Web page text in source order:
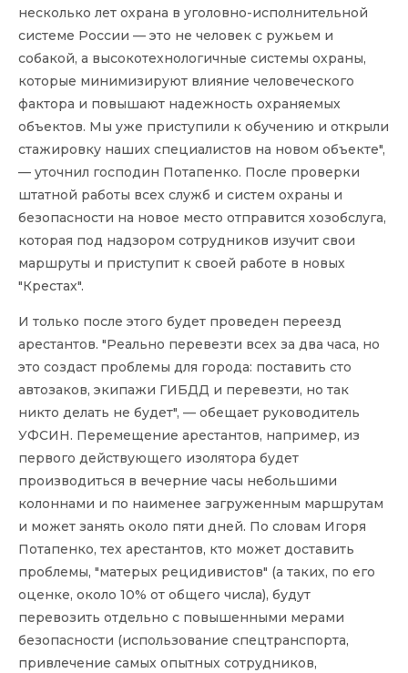
несколько лет охрана в уголовно-исполнительной
системе России — это не человек с ружьем и
собакой, а высокотехнологичные системы охраны,
которые минимизируют влияние человеческого
фактора и повышают надежность охраняемых
объектов. Мы уже приступили к обучению и открыли
стажировку наших специалистов на новом объекте",
— уточнил господин Потапенко. После проверки
штатной работы всех служб и систем охраны и
безопасности на новое место отправится хозобслуга,
которая под надзором сотрудников изучит свои
маршруты и приступит к своей работе в новых
"Крестах".
И только после этого будет проведен переезд
арестантов. "Реально перевезти всех за два часа, но
это создаст проблемы для города: поставить сто
автозаков, экипажи ГИБДД и перевезти, но так
никто делать не будет", — обещает руководитель
УФСИН. Перемещение арестантов, например, из
первого действующего изолятора будет
производиться в вечерние часы небольшими
колоннами и по наименее загруженным маршрутам
и может занять около пяти дней. По словам Игоря
Потапенко, тех арестантов, кто может доставить
проблемы, "матерых рецидивистов" (а таких, по его
оценке, около 10% от общего числа), будут
перевозить отдельно с повышенными мерами
безопасности (использование спецтранспорта,
привлечение самых опытных сотрудников,